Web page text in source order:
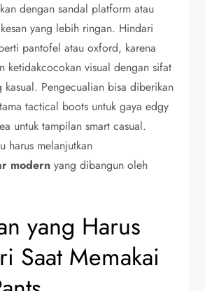
dengan sandal platform atau
yang lebih ringan. Hindari
pantofel atau oxford, karena
ketidakcocokan visual dengan sifat
kasual. Pengecualian bisa diberikan
tactical boots untuk gaya edgy
untuk tampilan smart casual.
harus melanjutkan
modern yang dibangun oleh
yang Harus
Saat Memakai